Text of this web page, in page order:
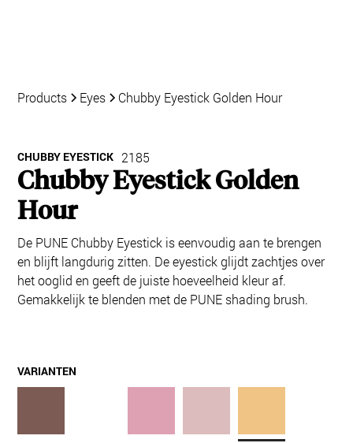
Products Eyes Chubby Eyestick Golden Hour
CHUBBY EYESTICK 2185
Chubby Eyestick Golden
Hour
De PUNE Chubby Eyestick is eenvoudig aan te brengen
en blijft langdurig zitten. De eyestick glijdt zachtjes over
het ooglid en geeft de juiste hoeveelheid kleur af.
Gemakkelijk te blenden met de PUNE shading brush.
VARIANTEN